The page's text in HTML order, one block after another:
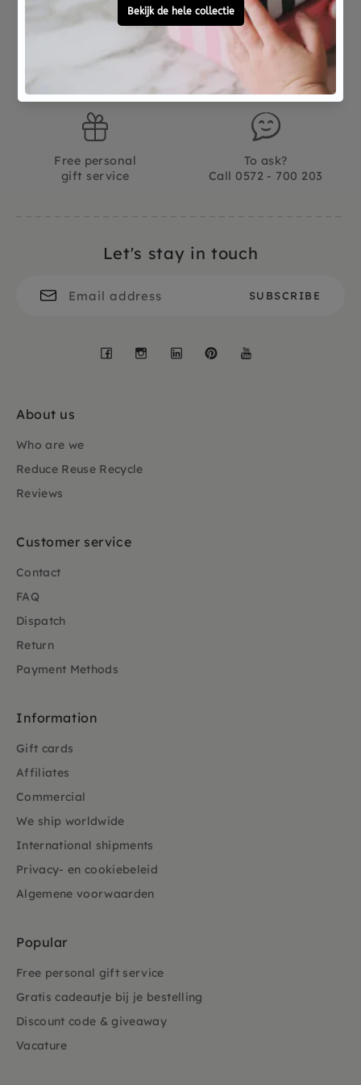
bestaat uit 4 delen met elk 3 gaten. Gebruik voor
de veiligheid de kaarsenhouders voor de kleine
WAARSCHUWING: let op deze celebration ring
is niet geschikt als speelgoed.
Not good?
Ordered before 15:00,
tomorrow at home
Free personal
gift service
To ask?
Call 0572 - 700 203
Let's stay in touch
Facebook
Instagram
LinkedInPinterest
About us
Who are we
Reduce Reuse Recycle
Reviews
Customer service
Contact
FAQ
Dispatch
Return
Payment Methods
Information
Gift cards
Affiliates
Commercial
We ship worldwide
International shipments
Privacy- en cookiebeleid
Algemene voorwaarden
Popular
Free personal gift service
Gratis cadeautje bij je bestelling
Discount code & giveaway
Vacature